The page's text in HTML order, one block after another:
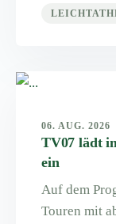
06. AUG. 2026
TV07 lädt
ein
Auf dem
Touren mit